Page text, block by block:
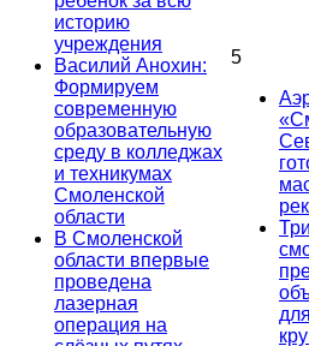
историю
учреждения
Василий Анохин:
Формируем
современную
образовательную
среду в колледжах
и техникумах
Смоленской
области
В Смоленской
области впервые
проведена
лазерная
операция на
5